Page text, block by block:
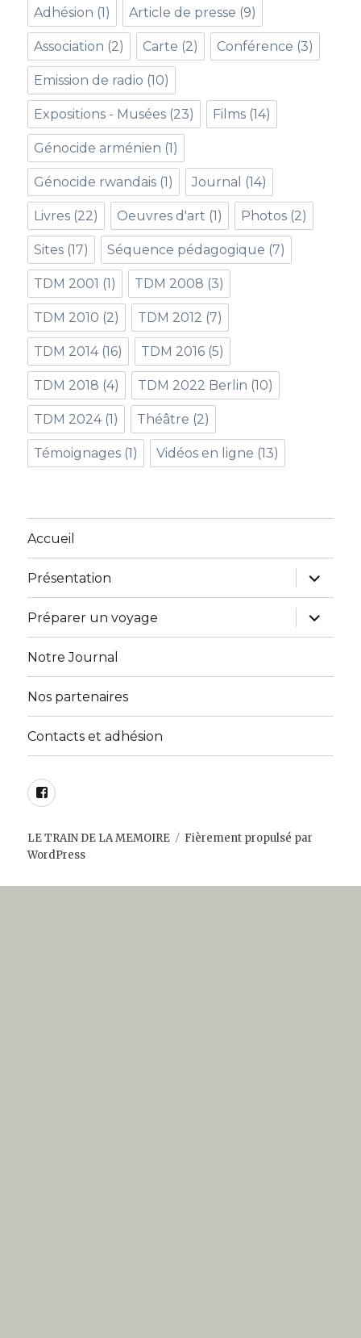
Adhésion (1) Article de presse (9)
Association (2) Carte (2) Conférence (3)
Emission de radio (10)
Expositions - Musées (23) Films (14)
Génocide arménien (1)
Génocide rwandais (1) Journal (14)
Livres (22) Oeuvres d'art (1) Photos (2)
Sites (17) Séquence pédagogique (7)
TDM 2001 (1) TDM 2008 (3)
TDM 2010 (2) TDM 2012 (7)
TDM 2014(16) TDM 2016 (5)
TDM 2018 (4) TDM 2022 Berlin (10)
TDM 2024(1) Théâtre (2)
Témoignages (1) Vidéos en ligne (13)
Accueil
Présentation
ouvrir
le
sous-
menu
Préparer un voyage
ouvrir
le
sous-
Notre Journal
Nos partenaires
Contacts et adhésion
Facebook
LE TRAIN DE LA MEMOIRE
Fièrement propulsé par
WordPress